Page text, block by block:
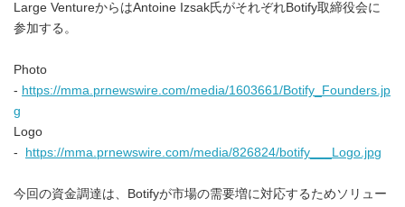
Large VentureからはAntoine Izsak氏がそれぞれBotify取締役会に
参加する。
Photo
- https://mma.prnewswire.com/media/1603661/Botify_Founders.jp
g
Logo
-
https://mma.prnewswire.com/media/826824/botify___Logo.jpg
今回の資金調達は、Botifyが市場の需要増に対応するためソリュー